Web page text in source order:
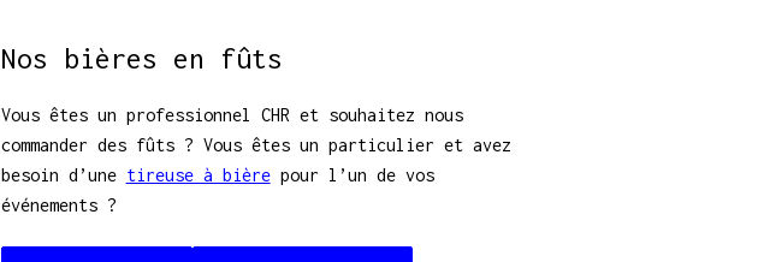
Nos bières en fûts
Vous êtes un professionnel CHR et souhaitez nous
commander des fûts ? Vous êtes un particulier et avez
besoin d’une tireuse à bièrepour l’un de vos
événements ?